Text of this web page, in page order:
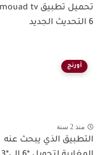
6 التحديث الجديد
أورنج
منذ 2 سنة
التطبيق الذي يبحث عنه